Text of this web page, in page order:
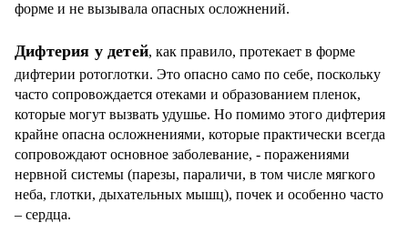
форме и не вызывала опасных осложнений.
Дифтерия у детей, как правило, протекает в форме
дифтерии ротоглотки. Это опасно само по себе, поскольку
часто сопровождается отеками и образованием пленок,
которые могут вызвать удушье. Но помимо этого дифтерия
крайне опасна осложнениями, которые практически всегда
сопровождают основное заболевание, - поражениями
нервной системы (парезы, параличи, в том числе мягкого
неба, глотки, дыхательных мышц), почек и особенно часто
– сердца.